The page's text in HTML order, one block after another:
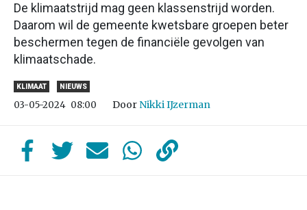
De klimaatstrijd mag geen klassenstrijd worden.
Daarom wil de gemeente kwetsbare groepen beter
beschermen tegen de financiële gevolgen van
klimaatschade.
KLIMAAT NIEUWS
03-05-2024 08:00 Door Nikki IJzerman